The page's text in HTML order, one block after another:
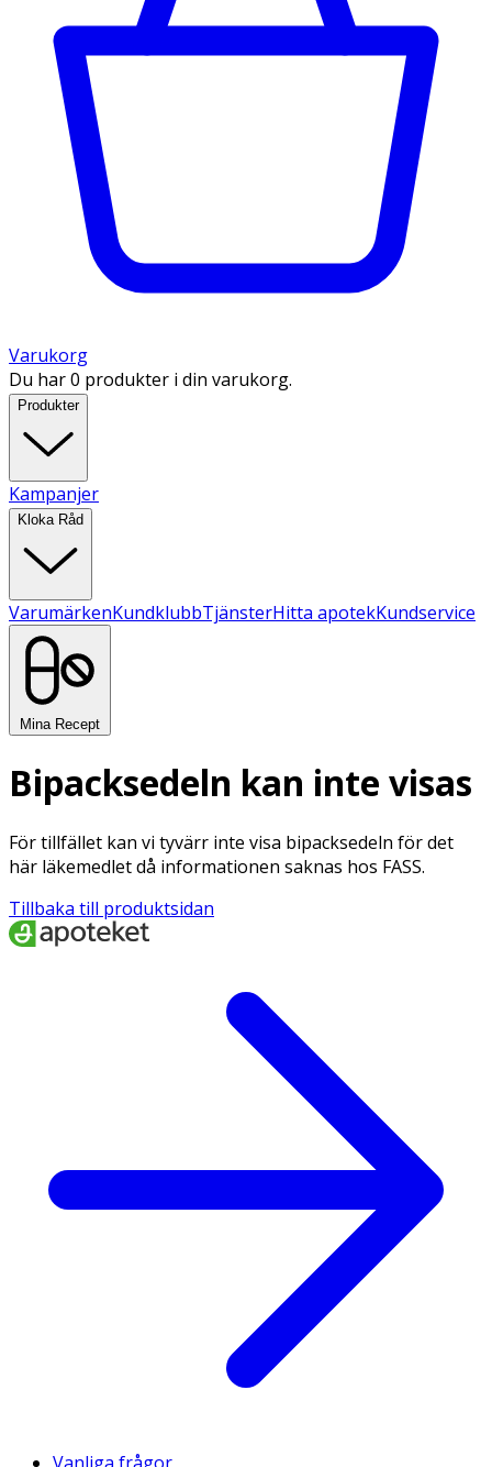
Varukorg
Du har 0 produkter i din varukorg.
Produkter
Kampanjer
Kloka Råd
VarumärkenKundklubbTjänsterHitta apotekKundservice
Mina Recept
Bipacksedeln kan inte visas
För tillfället kan vi tyvärr inte visa bipacksedeln för det
här läkemedlet då informationen saknas hos FASS.
Tillbaka till produktsidan